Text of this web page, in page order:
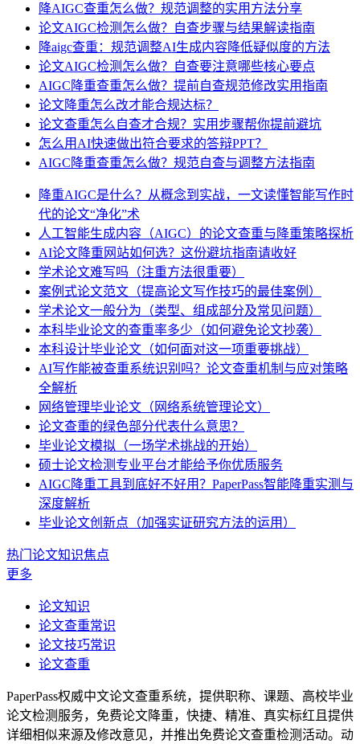
降AIGC查重怎么做？规范调整的实用方法分享
论文AIGC检测怎么做？自查步骤与结果解读指南
降aigc查重：规范调整AI生成内容降低疑似度的方法
论文AIGC检测怎么做？自查要注意哪些核心要点
AIGC降重查重怎么做？提前自查规范修改实用指南
论文降重怎么改才能合规达标？
论文查重怎么自查才合规？实用步骤帮你提前避坑
怎么用AI快速做出符合要求的答辩PPT？
AIGC降重查重怎么做？规范自查与调整方法指南
降重AIGC是什么？从概念到实战，一文读懂智能写作时
代的论文“净化”术
人工智能生成内容（AIGC）的论文查重与降重策略探析
AI论文降重网站如何选？这份避坑指南请收好
学术论文难写吗（注重方法很重要）
案例式论文范文（提高论文写作技巧的最佳案例）
学术论文一般分为（类型、组成部分及常见问题）
本科毕业论文的查重率多少（如何避免论文抄袭）
本科设计毕业论文（如何面对这一项重要挑战）
AI写作能被查重系统识别吗？论文查重机制与应对策略
全解析
网络管理毕业论文（网络系统管理论文）
论文查重的绿色部分代表什么意思？
毕业论文模拟（一场学术挑战的开始）
硕士论文检测专业平台才能给予你优质服务
AIGC降重工具到底好不好用？PaperPass智能降重实测与
深度解析
毕业论文创新点（加强实证研究方法的运用）
热门论文知识焦点
更多
论文知识
论文查重常识
论文技巧常识
论文查重
PaperPass权威中文论文查重系统，提供职称、课题、高校毕业
论文检测服务，免费论文降重，快捷、精准、真实标红且提供
详细相似来源及修改意见，并推出免费论文查重检测活动。动